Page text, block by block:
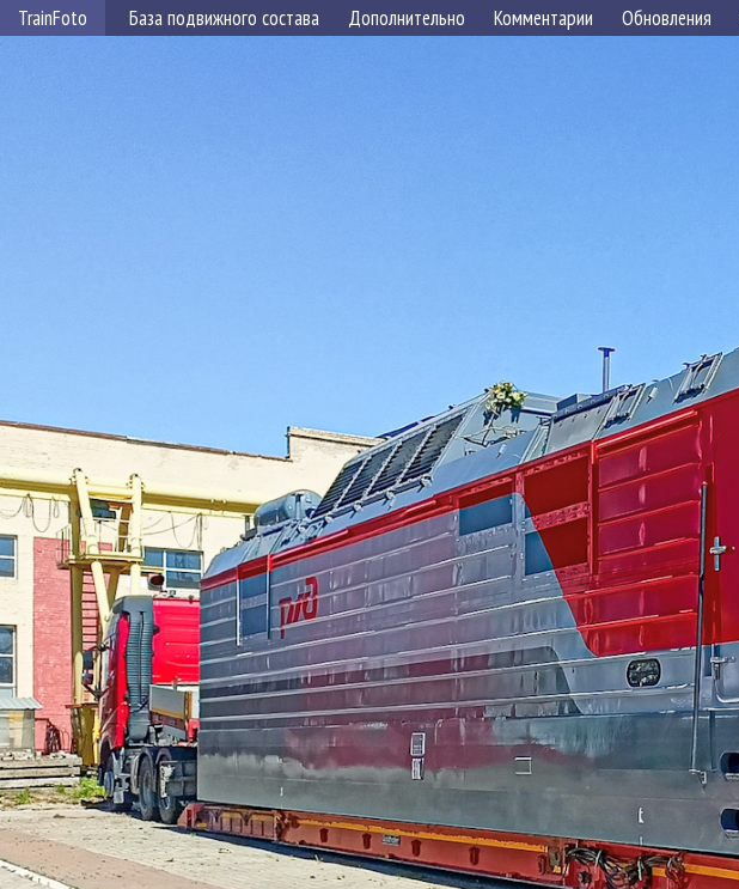
TrainFoto База подвижного состава Дополнительно Комментарии Обновления